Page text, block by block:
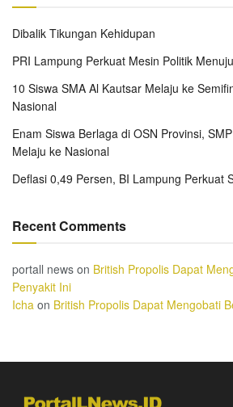
Dibalik Tikungan Kehidupan
PRI Lampung Perkuat Mesin Politik
10 Siswa SMA Al Kautsar Melaju ke
Nasional
Enam Siswa Berlaga di OSN Provinsi,
Melaju ke Nasional
Deflasi 0,49 Persen, BI Lampung Perkuat
Recent Comments
portall news on British Propolis Dapat
Penyakit Ini
Icha on British Propolis Dapat Mengobati